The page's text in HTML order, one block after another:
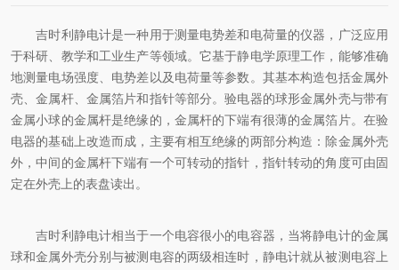
吉时利静电计是一种用于测量电势差和电荷量的仪器，广泛应用
于科研、教学和工业生产等领域。它基于静电学原理工作，能够准确
地测量电场强度、电势差以及电荷量等参数。其基本构造包括金属外
壳、金属杆、金属箔片和指针等部分。验电器的球形金属外壳与带有
金属小球的金属杆是绝缘的，金属杆的下端有很薄的金属箔片。在验
电器的基础上改造而成，主要有相互绝缘的两部分构造：除金属外壳
外，中间的金属杆下端有一个可转动的指针，指针转动的角度可由固
定在外壳上的表盘读出。
吉时利静电计相当于一个电容很小的电容器，当将静电计的金属
球和金属外壳分别与被测电容的两级相连时，静电计就从被测电容上